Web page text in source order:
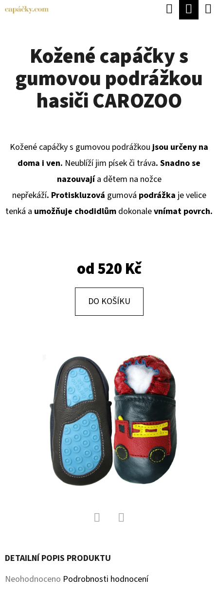
Přejít
Hledat
Kožené capáčky s
gumovou podrážkou
hasiči CAROZOO
Kožené capáčky s gumovou podrážkou jsou určeny na
doma i ven. Neublíží jim písek či tráva. Snadno se
nazouvajía dětem na nožce
nepřekáží. Protiskluzová gumová podrážka je velice
tenká a umožňuje chodidlům dokonalevnímat povrch.
od520 Kč
DO KOŠÍKU
DETAILNÍ POPIS PRODUKTU
Průměrné
Neohodnoceno Podrobnosti hodnocení
K
Ř
U
J
HLEDAT
J
E
M